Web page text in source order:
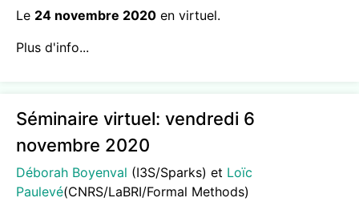
Le 24 novembre 2020 en virtuel.
Plus d'info...
Séminaire virtuel: vendredi 6
novembre 2020
Déborah Boyenval (I3S/Sparks) et Loïc
Paulevé(CNRS/LaBRI/Formal Methods)